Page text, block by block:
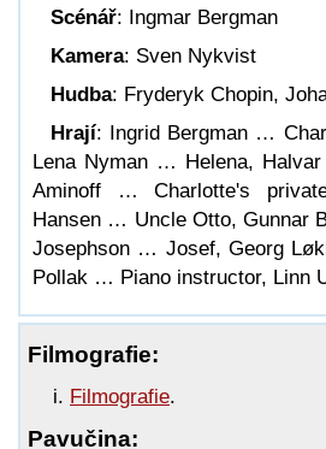
Scénář: Ingmar Bergman
Kamera: Sven Nykvist
Hudba: Fryderyk Chopin,
Hrají: Ingrid Bergman …
Lena Nyman … Helena,
Aminoff … Charlotte's
Hansen … Uncle Otto, Gunnar
Josephson … Josef, Georg
Pollak … Piano instructor, Linn
Filmografie:
Filmografie.
Pavučina: